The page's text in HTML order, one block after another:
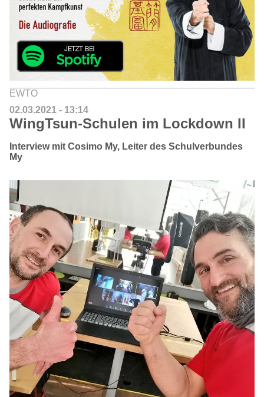
EWTO
02.03.2021 - 13:14
WingTsun-Schulen im Lockdown II
Interview mit Cosimo My, Leiter des Schulverbundes
My